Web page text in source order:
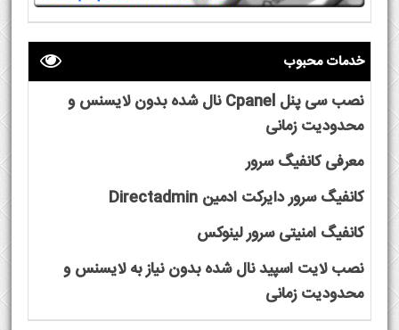
خدمات محبوب
نصب سی پنل Cpanel نال شده بدون لایسنس و
محدودیت زمانی
معرفی کانفیگ سرور
کانفیگ سرور دایرکت ادمین Directadmin
کانفیگ امنیتی سرور لینوکس
نصب لایت اسپید نال شده بدون نیاز به لایسنس و
محدودیت زمانی